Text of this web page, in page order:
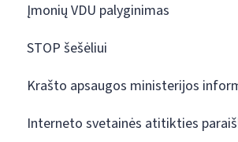
Įmonių VDU palyginimas
STOP šešėliui
Krašto apsaugos ministerijos
Interneto svetainės atitikties